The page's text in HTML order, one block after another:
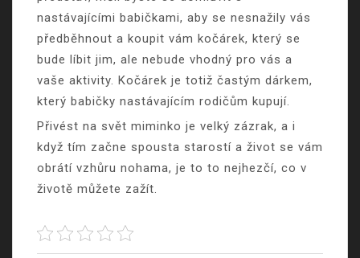
nastávajícími babičkami, aby se nesnažily vás
předběhnout a koupit vám kočárek, který se
bude líbit jim, ale nebude vhodný pro vás a
vaše aktivity. Kočárek je totiž častým dárkem,
který babičky nastávajícím rodičům kupují.
Přivést na svět miminko je velký zázrak, a i
když tím začne spousta starostí a život se vám
obrátí vzhůru nohama, je to to nejhezčí, co v
životě můžete zažít.